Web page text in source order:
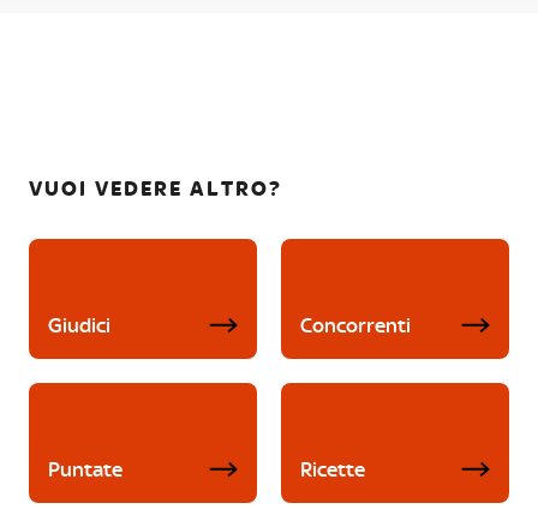
VUOI VEDERE ALTRO?
Giudici Concorrenti
Puntate Ricette